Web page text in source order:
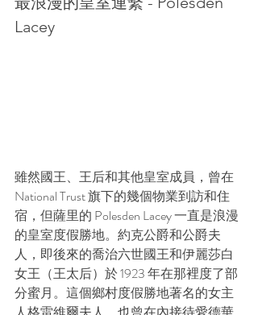
Lacey
雖然國王、王后和其他皇室成員，曾在
National Trust 旗下的幾個物業到訪和住
宿，但薩里的 Polesden Lacey 一直是浪漫
的皇室度假勝地。約克公爵和公爵夫
人，即後來的喬治六世國王和伊麗莎白
女王（王太后）於 1923 年在那裡度了部
分蜜月。這個鄉村度假勝地著名的女主